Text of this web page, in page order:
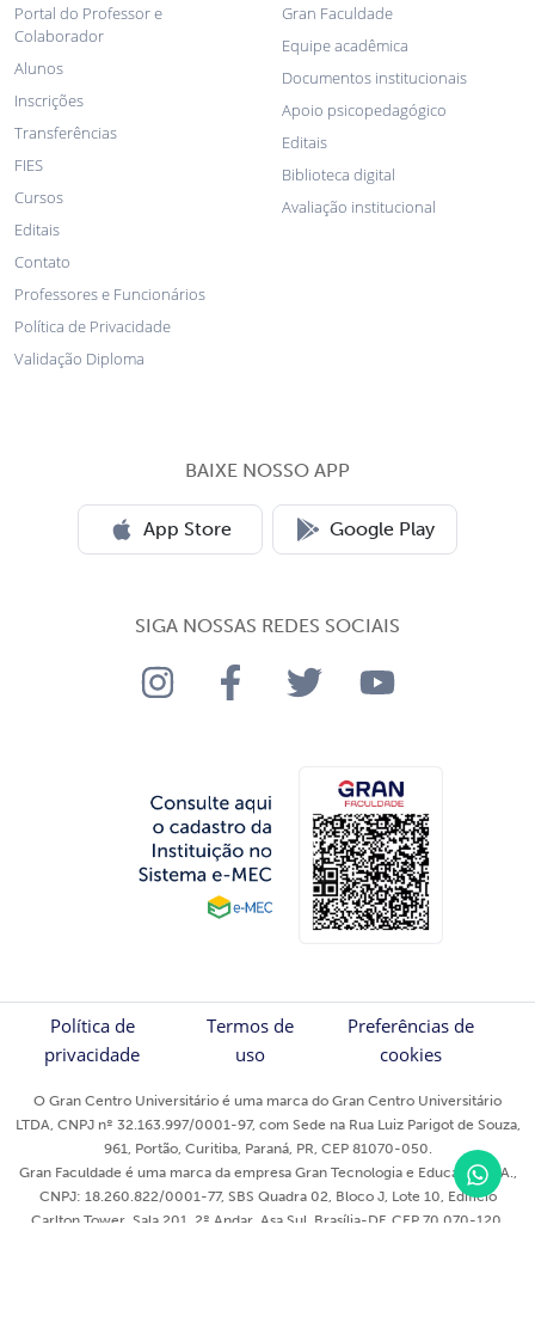
Portal do Professor e
Colaborador
Alunos
Inscrições
Transferências
FIES
Cursos
Editais
Contato
Professores e Funcionários
Política de Privacidade
Validação Diploma
Gran Faculdade
Equipe acadêmica
Documentos institucionais
Apoio psicopedagógico
Editais
Biblioteca digital
Avaliação institucional
BAIXE NOSSO APP
App Store Google Play
SIGA NOSSAS REDES SOCIAIS
Política de
privacidade
Termos de
uso
Preferências de
cookies
O Gran Centro Universitário é uma marca do Gran Centro Universitário
LTDA, CNPJ nº 32.163.997/0001-97, com Sede na Rua Luiz Parigot de Souza,
961, Portão, Curitiba, Paraná, PR, CEP 81070-050.
Gran Faculdade é uma marca da empresa Gran Tecnologia e Educação S/A.,
CNPJ: 18.260.822/0001-77, SBS Quadra 02, Bloco J, Lote 10, Edifício
Carlton Tower, Sala 201, 2º Andar, Asa Sul, Brasília-DF, CEP 70.070-120.